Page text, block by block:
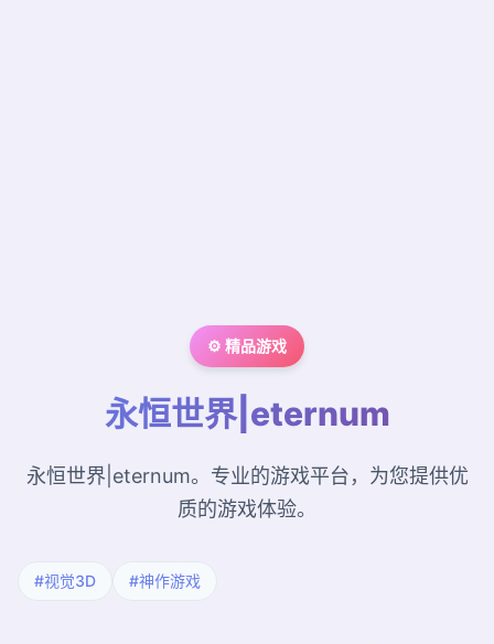
⚙️ 精品游戏
永恒世界|eternum
永恒世界|eternum。专业的游戏平台，为您提供优
质的游戏体验。
#视觉3D #神作游戏